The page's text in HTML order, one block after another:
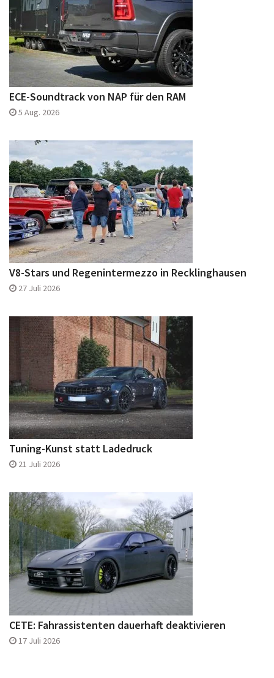
ECE-Soundtrack von NAP für den RAM
5 Aug. 2026
V8-Stars und Regenintermezzo in Recklinghausen
27 Juli 2026
Tuning-Kunst statt Ladedruck
21 Juli 2026
CETE: Fahrassistenten dauerhaft deaktivieren
17 Juli 2026